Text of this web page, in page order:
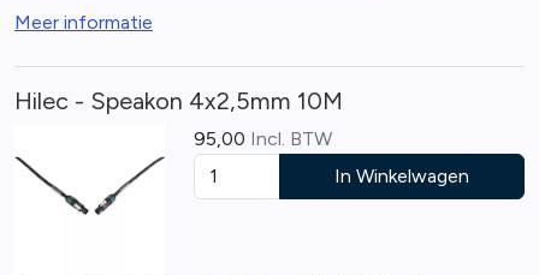
Meer informatie
Hilec - Speakon 4x2,5mm 10M
95,00 Incl. BTW
In Winkelwagen